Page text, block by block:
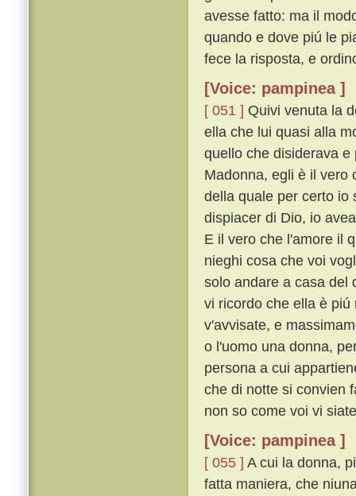
avesse fatto: ma il
quando e dove piú le
fece la risposta, e
[Voice: pampinea ]
[ 051 ] Quivi venuta la
ella che lui quasi alla
quello che disiderava
Madonna, egli è il vero
della quale per certo io
dispiacer di Dio, io
E il vero che l'amore il
nieghi cosa che voi
solo andare a casa del
vi ricordo che ella è
v'avvisate, e
o l'uomo una donna,
persona a cui
che di notte si convien
non so come voi vi
[Voice: pampinea ]
[ 055 ] A cui la donna,
fatta maniera, che